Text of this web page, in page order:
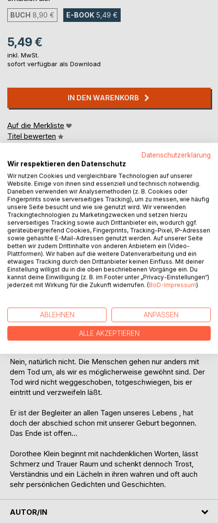
BUCH 8,90 € E-BOOK 5,49 €
5,49 €
inkl. MwSt.
sofort verfügbar als Download
IN DEN WARENKORB
Auf die Merkliste
Titel bewerten
BESCHREIBUNG
Leid und Weh fühlen sich überall auf der Welt gleich an, und
im Schmerz und in der Trauer sind sich die Menschen sehr
ähnlich.
Aber da sie doch sehr verschieden sind, erleben sie die
dunklen Zeiten in ihrem Leben sehr unterschiedlich - je
spielen eine Rolle und nicht zu vergessen die Umgebung,
das Land, in der der Trauernde seinen Verlust erlebt.
Stirbt man in Italien anders?
Nein, natürlich nicht. Die Menschen gehen nur anders mit
dem Tod um, als wir es möglicherweise gewöhnt sind. Der
Tod wird nicht weggeschoben, totgeschwiegen, bis er
eintritt und verzweifeln läßt.
Er ist der Begleiter an allen Tagen unseres Lebens , hat
doch der abschied schon mit unserer Geburt begonnen.
Das Ende ist offen...
Dorothee Klein beginnt mit nachdenklichen Worten, lässt
Schmerz und Trauer Raum und schenkt dennoch Trost,
Verständnis und ein Lächeln in ihren wahren und oft auch
sehr persönlichen Gedichten und Geschichten.
AUTOR/IN
Datenschutzerklärung
Wir respektieren den Datenschutz
Wir nutzen Cookies und vergleichbare Technologien auf unserer
Website. Einige von ihnen sind essenziell und technisch notwendig.
Daneben verwenden wir Analysemethoden (z. B. Cookies oder
Fingerprints sowie serverseitiges Tracking), um zu messen, wie häufig
unsere Seite besucht und wie sie genutzt wird. Wir verwenden
Trackingtechnologien zu Marketingzwecken und setzen hierzu
serverseitiges Tracking sowie auch Drittanbieter ein, wodurch ggf.
geräteübergreifend Cookies, Fingerprints, Tracking-Pixel, IP-Adressen
sowie gehashte E-Mail-Adressen genutzt werden. Auf unserer Seite
betten wir zudem Drittinhalte von anderen Anbietern ein (Video-
Plattformen). Wir haben auf die weitere Datenverarbeitung und ein
etwaiges Tracking durch den Drittanbieter keinen Einfluss. Mit deiner
Einstellung willigst du in die oben beschriebenen Vorgänge ein. Du
kannst deine Einwilligung (z. B. im Footer unter „Privacy-Einstellungen“)
jederzeit mit Wirkung für die Zukunft widerrufen. (BoD-Impressum)
ABLEHNEN ANPASSEN
ALLE AKZEPTIEREN